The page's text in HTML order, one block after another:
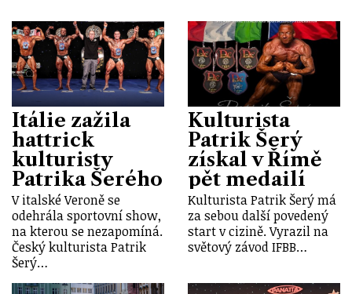
Itálie zažila
hattrick
kulturisty
Patrika Šerého
V italské Veroně se
odehrála sportovní show,
na kterou se nezapomíná.
Český kulturista Patrik
Šerý…
Kulturista
Patrik Šerý
získal v Římě
pět medailí
Kulturista Patrik Šerý má
za sebou další povedený
start v cizině. Vyrazil na
světový závod IFBB…